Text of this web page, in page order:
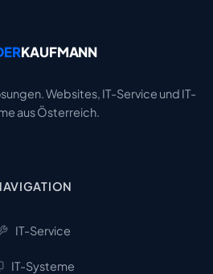
KAUFMANN
Websites, IT-Service und IT-
aus Österreich.
IT-Service
IT-Systeme